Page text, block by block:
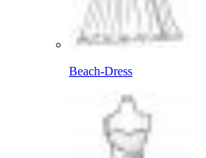
Beach-Dress